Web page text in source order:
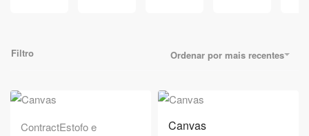
Ordenar por mais recentes
Filtro
ContractEstofo e
Canvas